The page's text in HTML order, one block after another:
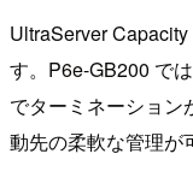
UltraServer
す。P6e-GB200 で
でターミネーション
動先の柔軟な管理が